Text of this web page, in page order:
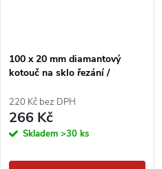
100 x 20 mm diamantový
kotouč na sklo řezání /
220 Kč bez DPH
266 Kč
Skladem >30 ks